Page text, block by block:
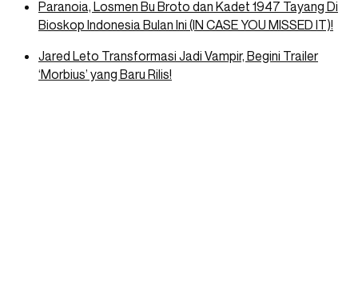
Paranoia, Losmen Bu Broto dan Kadet 1947 Tayang Di
Bioskop Indonesia Bulan Ini (IN CASE YOU MISSED IT)!
Jared Leto Transformasi Jadi Vampir, Begini Trailer
‘Morbius’ yang Baru Rilis!